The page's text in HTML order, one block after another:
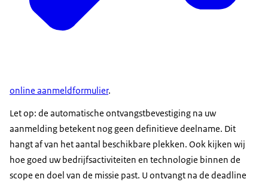
online aanmeldformulier.
Let op: de automatische ontvangstbevestiging na uw
aanmelding betekent nog geen definitieve deelname. Dit
hangt af van het aantal beschikbare plekken. Ook kijken wij
hoe goed uw bedrijfsactiviteiten en technologie binnen de
scope en doel van de missie past. U ontvangt na de deadline